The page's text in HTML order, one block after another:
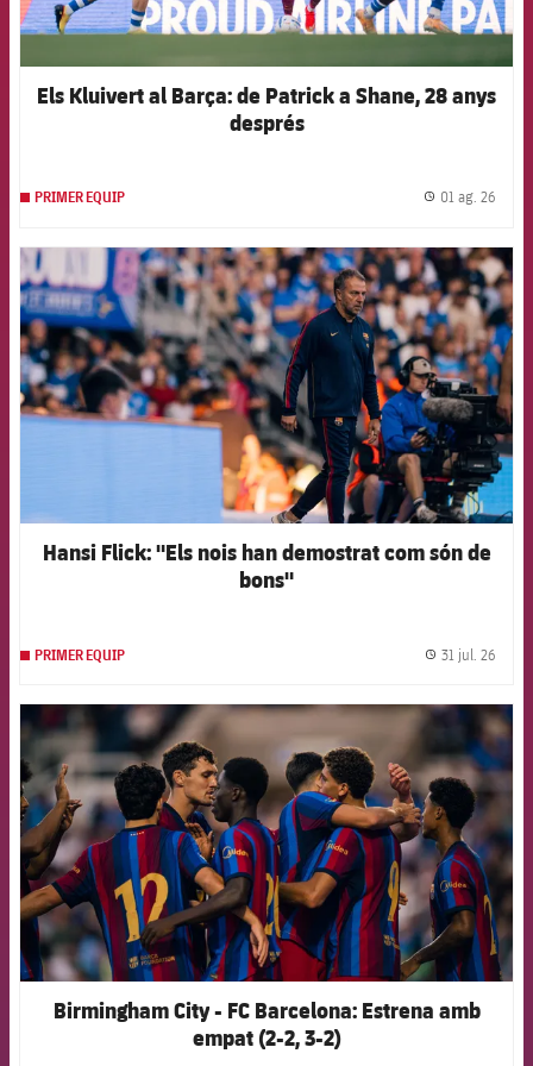
Els Kluivert al Barça: de Patrick a Shane, 28 anys
després
PRIMER EQUIP 01 ag. 26
FCB Barcelona badge
Hansi Flick: "Els nois han demostrat com són de
bons"
PRIMER EQUIP 31 jul. 26
FCB Barcelona badge
Birmingham City - FC Barcelona: Estrena amb
empat (2-2, 3-2)